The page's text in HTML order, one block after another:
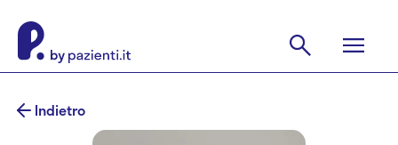
Indietro